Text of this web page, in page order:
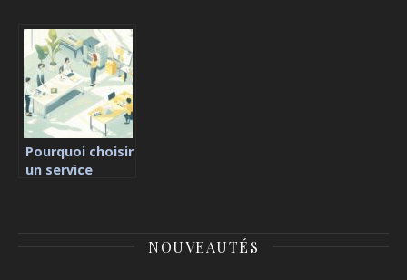
Pourquoi choisir
un service
NOUVEAUTÉS